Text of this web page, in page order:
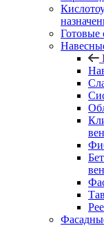
Готовые